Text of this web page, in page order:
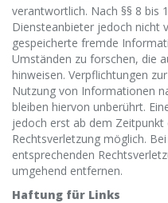
verantwortlich. Nach §§ 8 bis
Diensteanbieter jedoch nicht
gespeicherte fremde
Umständen zu forschen, die
hinweisen. Verpflichtungen
Nutzung von Informationen
bleiben hiervon unberührt.
jedoch erst ab dem
Rechtsverletzung möglich.
entsprechenden
umgehend entfernen.
Haftung für Links